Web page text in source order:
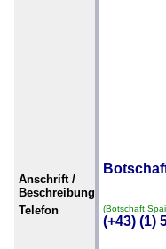
Anschrift /
Beschreibung
Telefon (Botschaft
(+43) (1)